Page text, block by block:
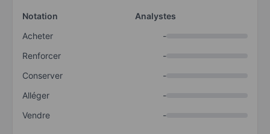
Notation
Analystes
Acheter
-
Renforcer
-
Conserver
-
Alléger
-
Vendre
-